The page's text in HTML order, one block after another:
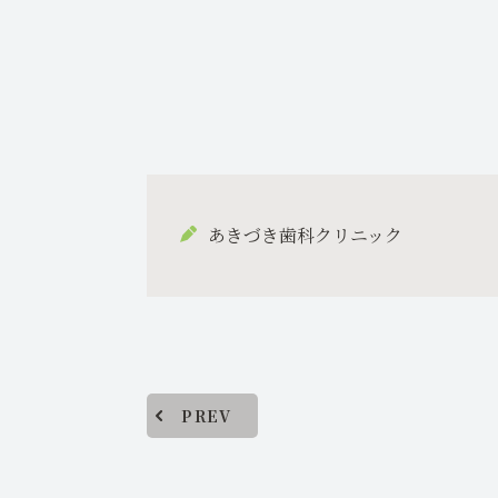
あきづき歯科クリニック
PREV